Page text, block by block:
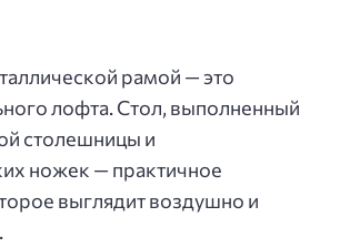
рамой — это
лофта. Стол, выполненный
столешницы и
ножек — практичное
выглядит воздушно и